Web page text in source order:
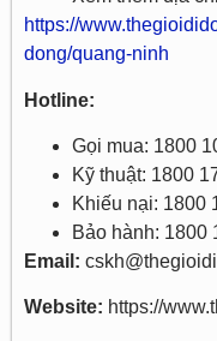
https://
dong/quang-ninh
Hotline:
Gọi mua: 1800
Kỹ thuật: 1800
Khiếu nại: 1800
Bảo hành: 1800
Email:
Website: https://